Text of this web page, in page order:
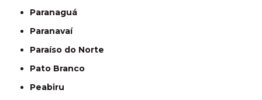
Paranaguá
Paranavaí
Paraíso do Norte
Pato Branco
Peabiru